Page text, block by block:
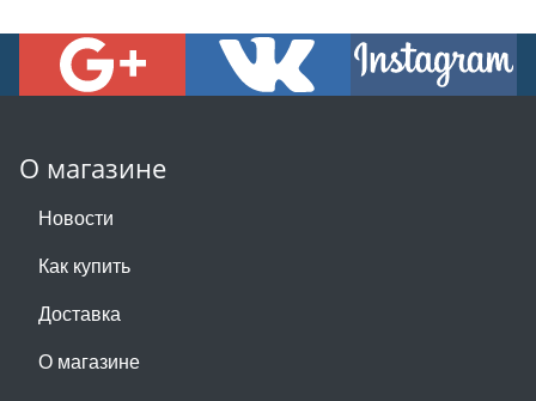
О магазине
Новости
Как купить
Доставка
О магазине